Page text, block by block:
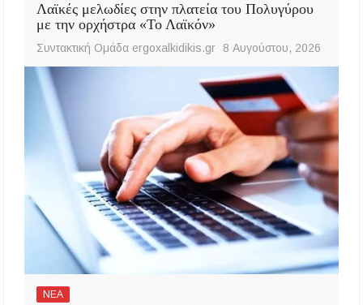
Λαϊκές μελωδίες στην πλατεία του Πολυγύρου
με την ορχήστρα «Το Λαϊκόν»
Συντακτική Ομάδα ergoxalkidikis.gr 8 Αυγούστου, 2026
ΝΕΑ